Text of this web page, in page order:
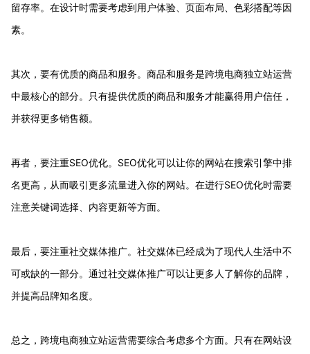
留存率。在设计时需要考虑到用户体验、页面布局、色彩搭配等因
素。
其次，要有优质的商品和服务。商品和服务是跨境电商独立站运营
中最核心的部分。只有提供优质的商品和服务才能赢得用户信任，
并获得更多销售额。
再者，要注重SEO优化。SEO优化可以让你的网站在搜索引擎中排
名更高，从而吸引更多流量进入你的网站。在进行SEO优化时需要
注意关键词选择、内容更新等方面。
最后，要注重社交媒体推广。社交媒体已经成为了现代人生活中不
可或缺的一部分。通过社交媒体推广可以让更多人了解你的品牌，
并提高品牌知名度。
总之，跨境电商独立站运营需要综合考虑多个方面。只有在网站设